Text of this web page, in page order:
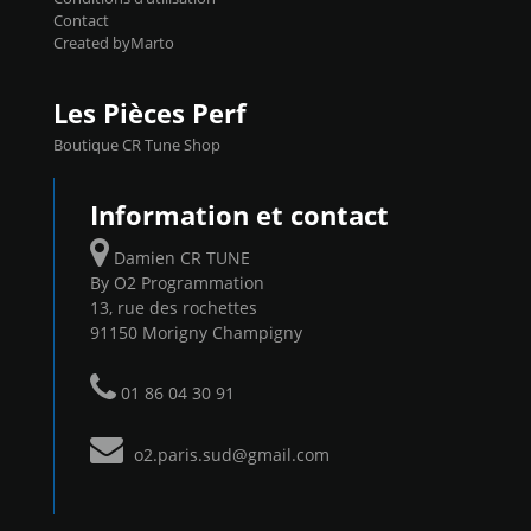
Contact
Created byMarto
Les Pièces Perf
Boutique CR Tune Shop
Information et contact
Damien CR TUNE
By O2 Programmation
13, rue des rochettes
91150 Morigny Champigny
01 86 04 30 91
o2.paris.sud@gmail.com